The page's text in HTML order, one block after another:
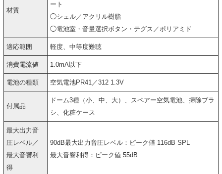
材質
ート
◯シェル／アクリル樹脂
◯電池室・音量選択ボタン・テグス／ポリアミド
適応範囲 軽度、中等度難聴
消費電流値 1.0mA以下
電池の種類 空気電池PR41／312 1.3V
付属品
ドーム3種（小、中、大）、スペアー空気電池、掃除ブラ
シ、化粧ケース
最大出力音
圧レベル／
最大音響利
得
90dB最大出力音圧レベル：ピーク値 116dB SPL
最大音響利得：ピーク値 55dB